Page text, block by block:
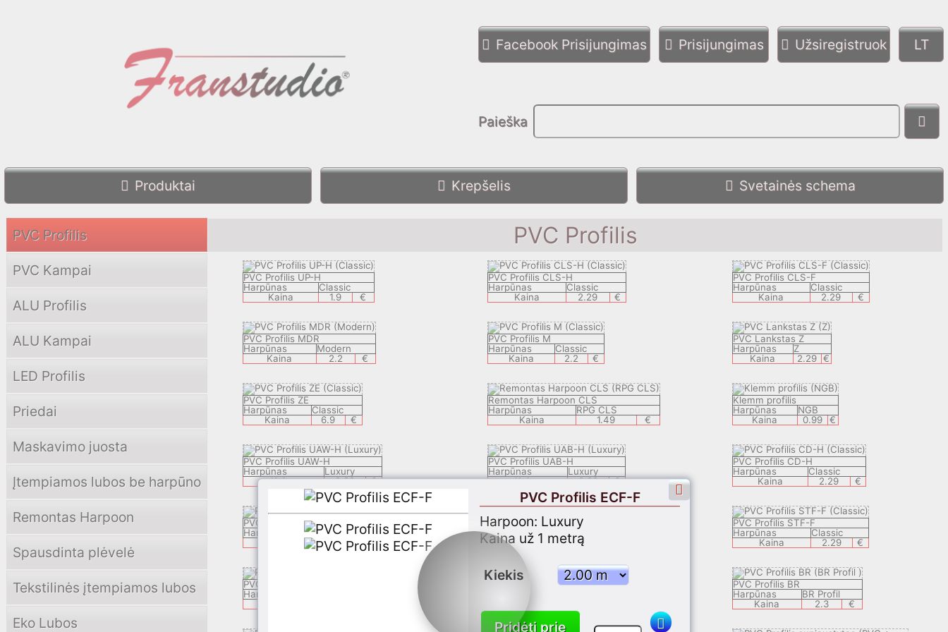
Facebook Prisijungimas Prisijungimas Užsiregistruok
Paieška
Produktai Krepšelis Svetainės schema
PVC Profilis
PVC Kampai
ALU Profilis
ALU Kampai
LED Profilis
Priedai
Maskavimo juosta
Įtempiamos lubos be harpūno
Remontas Harpoon
Spausdinta plėvelė
Tekstilinės įtempiamos lubos
Eko Lubos
PVC Profilis
PVC Profilis UP-H
Harpūnas
Classic
Kaina
1.9 €
PVC Profilis CLS-H
Harpūnas
Classic
Kaina
2.29 €
PVC Profilis CLS-F
Harpūnas
Classic
Kaina
2.29 €
PVC Profilis MDR
Harpūnas
Modern
Kaina
2.2 €
PVC Profilis M
Harpūnas
Classic
Kaina
2.2 €
PVC Lankstas Z
Harpūnas
Z
Kaina
2.29 €
PVC Profilis ZE
Harpūnas
Classic
Kaina
6.9 €
Remontas Harpoon CLS
Harpūnas
RPG CLS
Kaina
1.49 €
Klemm profilis
Harpūnas
NGB
Kaina
0.99 €
PVC Profilis UAW-H
Harpūnas
Luxury
Kaina
2.29 €
PVC Profilis UAB-H
Harpūnas
Luxury
Kaina
2.29 €
PVC Profilis CD-H
Harpūnas
Classic
Kaina
2.29 €
PVC Profilis ZOR-H
Harpūnas
Classic
2.29 €
PVC Profilis STF-H
Harpūnas
Classic
Kaina
2.29
PVC Profilis STF-F
Harpūnas
Classic
Kaina
2.29 €
PVC Profilis LXR-H
Harpūnas
PVC Profilis ECF-F
PVC Profilis BR
Harpūnas
BR Profil
Kaina
2.3 €
PVC Profilis ECF-F
Harpoon: Luxury
Kaina už 1 metrą
Kiekis
Pridėti prie